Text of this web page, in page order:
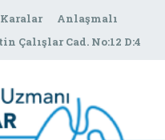
Karalar
Anlaşmalı
Çalışlar Cad. No:12 D:4